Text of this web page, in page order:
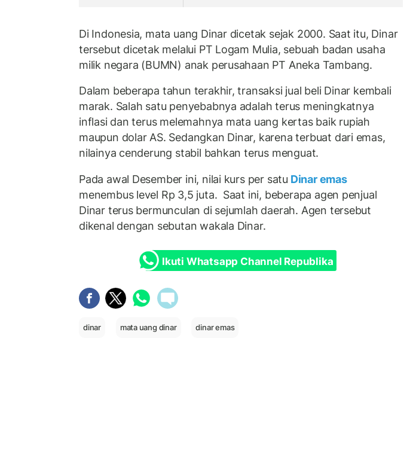
Di Indonesia, mata uang Dinar dicetak sejak 2000. Saat itu, Dinar
tersebut dicetak melalui PT Logam Mulia, sebuah badan usaha
milik negara (BUMN) anak perusahaan PT Aneka Tambang.
Dalam beberapa tahun terakhir, transaksi jual beli Dinar kembali
marak. Salah satu penyebabnya adalah terus meningkatnya
inflasi dan terus melemahnya mata uang kertas baik rupiah
maupun dolar AS. Sedangkan Dinar, karena terbuat dari emas,
nilainya cenderung stabil bahkan terus menguat.
Pada awal Desember ini, nilai kurs per satu Dinar emas
menembus level Rp 3,5 juta. Saat ini, beberapa agen penjual
Dinar terus bermunculan di sejumlah daerah. Agen tersebut
dikenal dengan sebutan wakala Dinar.
Ikuti Whatsapp Channel Republika
dinar mata uang dinar dinar emas